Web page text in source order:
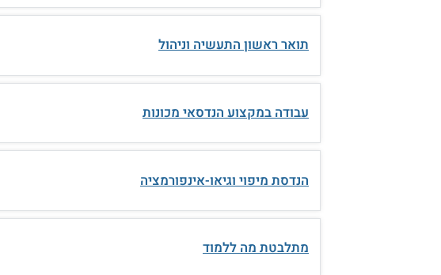
תואר ראשון התעשיה וניהול
עבודה במקצוע הנדסאי מכונות
הנדסת מיפוי וגיאו-אינפורמציה
מתלבטת מה ללמוד